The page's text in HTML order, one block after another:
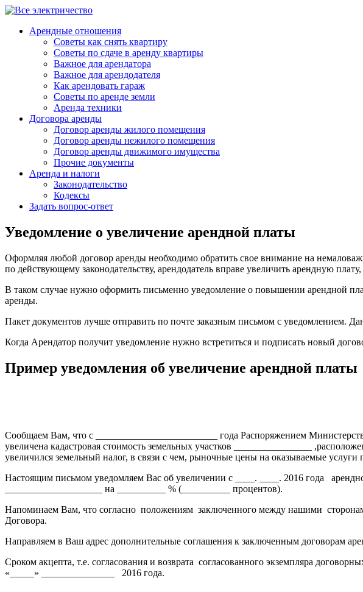
Арендные отношения
Советы как снять квартиру
Советы по сдаче в аренду квартиры
Важное для арендатора
Важное для арендодателя
Как арендовать гараж
Советы по аренде земли
Аренда техники
Договора аренды
Договор аренды жилого помещения
Договор аренды нежилого помещения
Договор аренды движимого имущества
Прочие документы
Аренда и налоги
Законодательство
Кодексы
Задать вопрос-ответ
Уведомление о увеличение арендной платы
Оформляя любой договор аренды необходимо обратить свое внимание на
по действующему законодательству, арендодатель вправе увеличить арендную
В таком случае нужно оформить письменно уведомление о повышении арендной
аренды.
Пакет документов лучше отправить по почте заказным письмом с уведомлением.
Когда Арендатор получит уведомление нужно встретиться и подписать новый
Пример уведомления об увеличение арендной платы
Сообщаем Вам, что с _________________________ года Распоряжением
увеличена кадастровая стоимость земельных участков ________________
увеличился земельный налог, в связи с чем, рыночные цены на оказываемые услуги
Настоящим письмом уведомляем Вас об увеличении с ____. ____. 2016 года
____________________ на __________ % (__________ процентов).
Напоминаем Вам, что согласно положениям заключенного между нашими
Договора.
Направляем в Ваш адрес дополнительные соглашения к заключенным договорам
Сроком акцепта, т.е. согласования и возврата согласованного экземпляра
«_____» _______________ 2016 года.